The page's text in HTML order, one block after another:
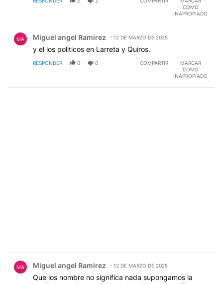
COMO
INAPROPIADO
MA Miguel angel Ramirez 12 DE MARZO DE 2025
y el los politicos en Larreta y Quiros.
RESPONDER 0 0 COMPARTIR
MARCAR
COMO
INAPROPIADO
MA Miguel angel Ramirez 12 DE MARZO DE 2025
Que los nombre no significa nada supongamos la